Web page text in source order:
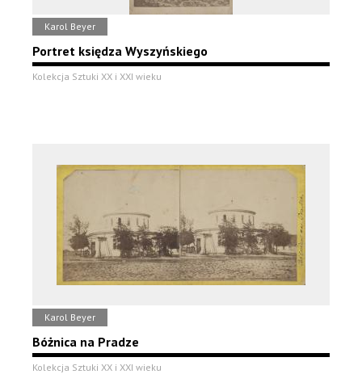
Karol Beyer
Portret księdza Wyszyńskiego
Kolekcja Sztuki XX i XXI wieku
Karol Beyer
Bóżnica na Pradze
Kolekcja Sztuki XX i XXI wieku